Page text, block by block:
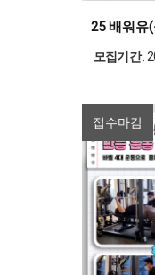
25 배워유
모집기간:
접수마감